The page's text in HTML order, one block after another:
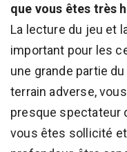
que vous êtes très
La lecture du jeu et
important pour les
une grande partie
terrain adverse,
presque spectateur
vous êtes sollicité